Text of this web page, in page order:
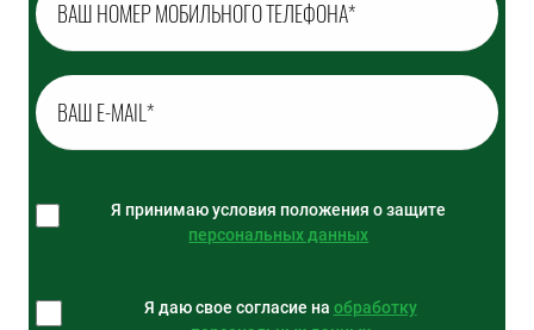
Я принимаю условия положения о защите
персональных данных
Я даю свое согласие на обработку